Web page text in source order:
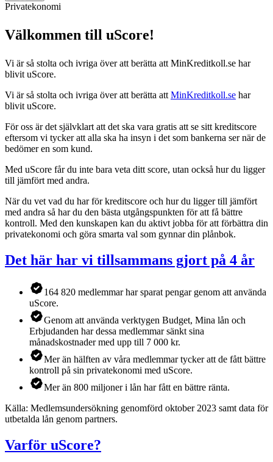
Privatekonomi
Välkommen till uScore!
Vi är så stolta och ivriga över att berätta att MinKreditkoll.se har
blivit uScore.
Vi är så stolta och ivriga över att berätta att MinKreditkoll.se har
blivit uScore.
För oss är det självklart att det ska vara gratis att se sitt kreditscore
eftersom vi tycker att alla ska ha insyn i det som bankerna ser när de
bedömer en som kund.
Med uScore får du inte bara veta ditt score, utan också hur du ligger
till jämfört med andra.
När du vet vad du har för kreditscore och hur du ligger till jämfört
med andra så har du den bästa utgångspunkten för att få bättre
kontroll. Med den kunskapen kan du aktivt jobba för att förbättra din
privatekonomi och göra smarta val som gynnar din plånbok.
Det här har vi tillsammans gjort på 4 år
164 820 medlemmar har sparat pengar genom att använda
uScore.
Genom att använda verktygen Budget, Mina lån och
Erbjudanden har dessa medlemmar sänkt sina
månadskostnader med upp till 7 000 kr.
Mer än hälften av våra medlemmar tycker att de fått bättre
kontroll på sin privatekonomi med uScore.
Mer än 800 miljoner i lån har fått en bättre ränta.
Källa: Medlemsundersökning genomförd oktober 2023 samt data för
utbetalda lån genom partners.
Varför uScore?